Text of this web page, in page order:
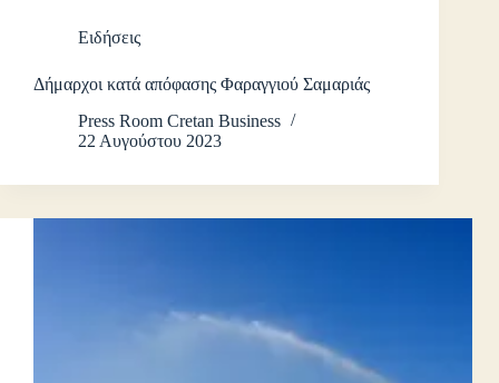
Ειδήσεις
Δήμαρχοι κατά απόφασης Φαραγγιού Σαμαριάς
Press Room Cretan Business
22 Αυγούστου 2023